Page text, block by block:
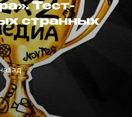
Тест-
странных